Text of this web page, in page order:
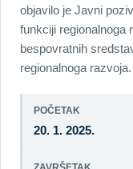
objavilo je Javni
funkciji regionalnoga
bespovratnih
regionalnoga
POČETAK
20. 1. 2025.